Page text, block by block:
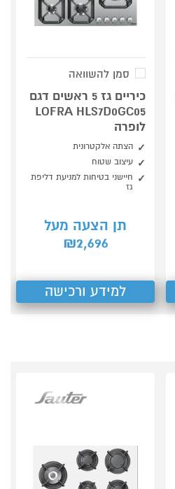
סמן להשוואה
כיריים גז 5 ראשים דגם
LOFRA HLS7D0GC05
לופרה
הצתה אלקטרונית
עיצוב שטוח
חיישני בטיחות למניעת דליפת
גז
תן הצעה מעל
₪2,696
למידע ורכישה